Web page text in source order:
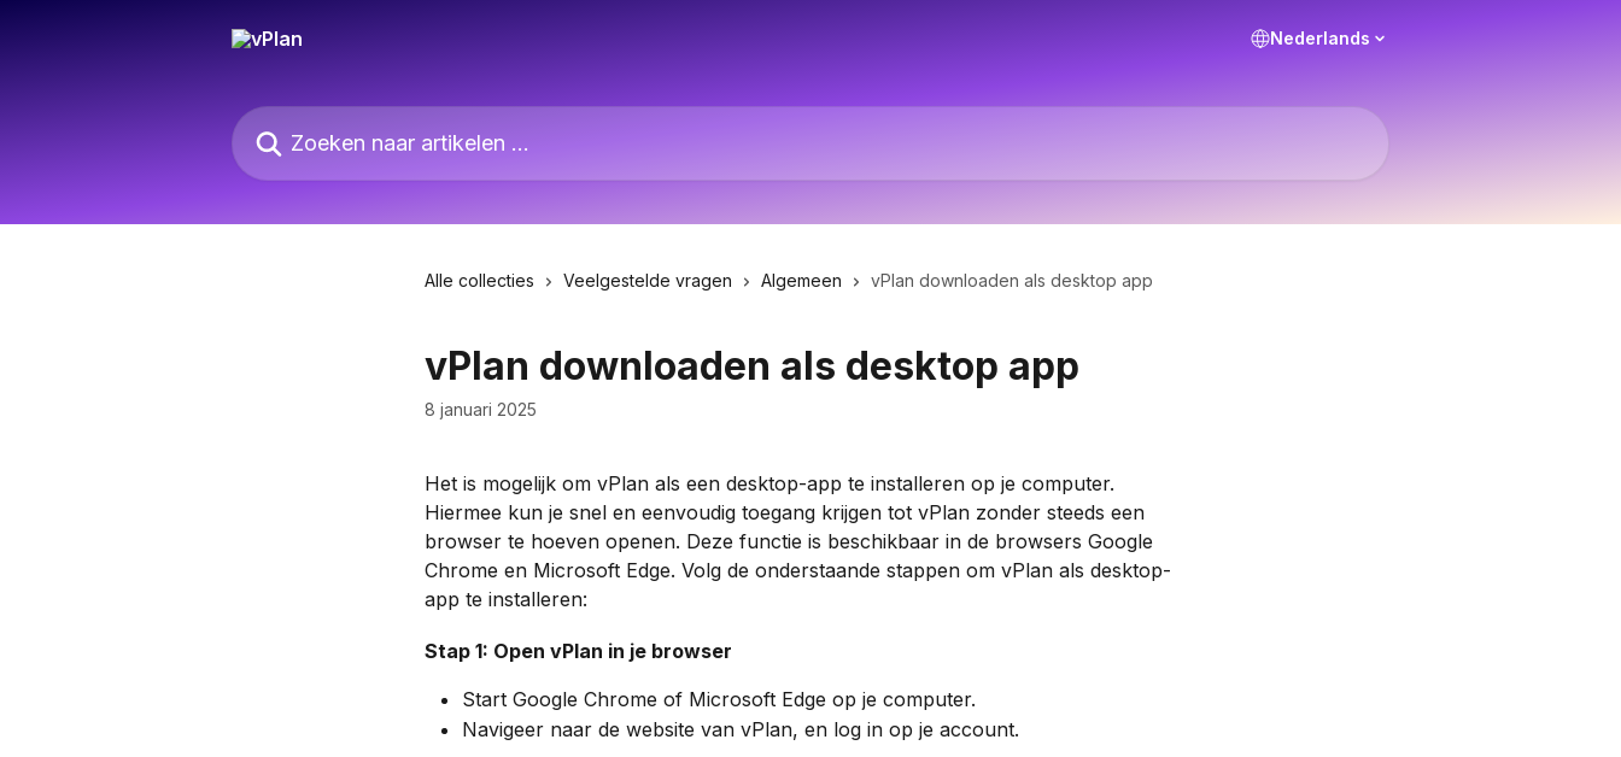
Nederlands
Zoeken naar artikelen ...
Alle collecties Veelgestelde vragen Algemeen vPlan downloaden als desktop app
vPlan downloaden als desktop app
8 januari 2025
Het is mogelijk om vPlan als een desktop-app te installeren op je computer.
Hiermee kun je snel en eenvoudig toegang krijgen tot vPlan zonder steeds een
browser te hoeven openen. Deze functie is beschikbaar in de browsers Google
Chrome en Microsoft Edge. Volg de onderstaande stappen om vPlan als desktop-
app te installeren:
Stap 1: Open vPlan in je browser
Start Google Chrome of Microsoft Edge op je computer.
Navigeer naar de website van vPlan, en log in op je account.